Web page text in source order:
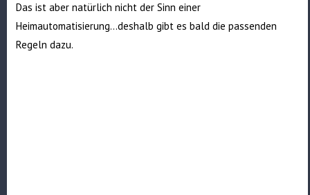
Das ist aber natürlich nicht der Sinn einer
Heimautomatisierung…deshalb gibt es bald die passenden
Regeln dazu.